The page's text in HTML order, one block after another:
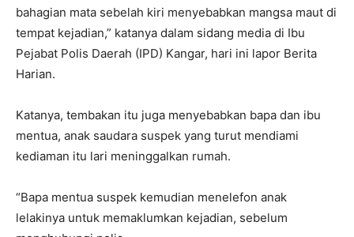
bahagian mata sebelah kiri menyebabkan mangsa maut di
tempat kejadian,” katanya dalam sidang media di Ibu
Pejabat Polis Daerah (IPD) Kangar, hari ini lapor Berita
Harian.
Katanya, tembakan itu juga menyebabkan bapa dan ibu
mentua, anak saudara suspek yang turut mendiami
kediaman itu lari meninggalkan rumah.
“Bapa mentua suspek kemudian menelefon anak
lelakinya untuk memaklumkan kejadian, sebelum